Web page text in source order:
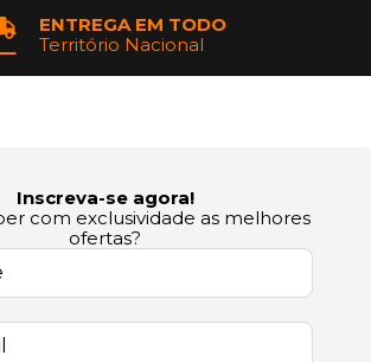
ENTREGA EM TODO
Território Nacional
Inscreva-se agora!
com exclusividade as melhores
ofertas?